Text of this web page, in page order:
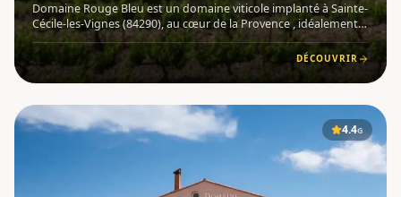
Domaine Rouge Bleu est un domaine viticole implanté à Sainte-
Cécile-les-Vignes (84290), au cœur de la Provence , idéalement
situé entre les prestigieuses appellations de Gigondas et
Châteauneuf-du-Pape. Fondé en 2007, ce domaine de 12 hecta
DÉCOUVRIR
4.4G